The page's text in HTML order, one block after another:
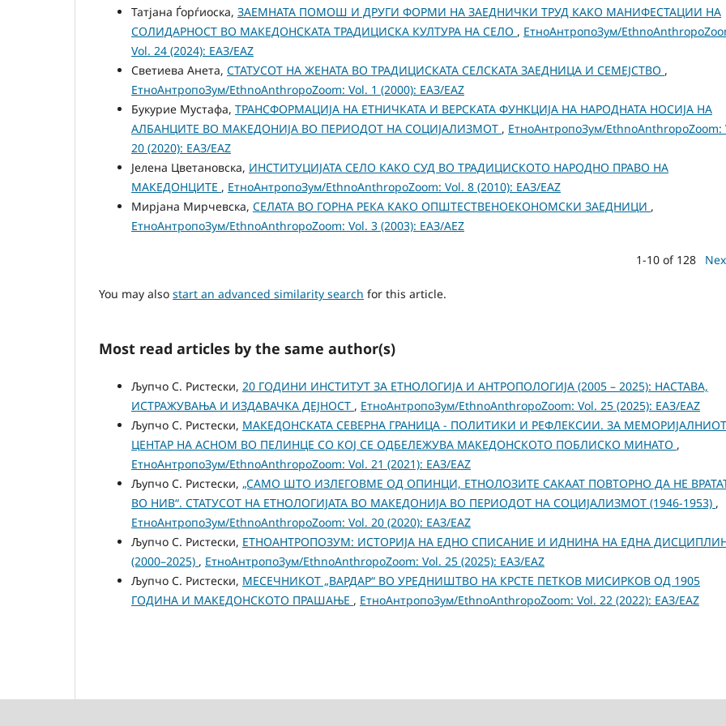
Татјана Ѓорѓиоска, ЗАЕМНАТА ПОМОШ И ДРУГИ ФОРМИ НА ЗАЕДНИЧКИ ТРУД КАКО МАНИФЕСТАЦИИ НА
СОЛИДАРНОСТ ВО МАКЕДОНСКАТА ТРАДИЦИСКА КУЛТУРА НА СЕЛО , ЕтноАнтропоЗум/
Vol. 24 (2024): ЕАЗ/EAZ
Светиева Анета, СТАТУСОТ НА ЖЕНАТА ВО ТРАДИЦИСКАТА СЕЛСКАТА ЗАЕДНИЦА И СЕМЕЈСТВО ,
ЕтноАнтропоЗум/EthnoAnthropoZoom: Vol. 1 (2000): ЕАЗ/EAZ
Букурие Мустафа, ТРАНСФОРМАЦИЈА НА ЕТНИЧКАТА И ВЕРСКАТА ФУНКЦИЈА НА НАРОДНАТА НОСИЈА НА
АЛБАНЦИТЕ ВО МАКЕДОНИЈА ВО ПЕРИОДОТ НА СОЦИЈАЛИЗМОТ , ЕтноАнтропоЗум/EthnoAnthropoZoom:
20 (2020): ЕАЗ/EAZ
Јелена Цветановска, ИНСТИТУЦИЈАТА СЕЛО КАКО СУД ВО ТРАДИЦИСКОТО НАРОДНО ПРАВО НА
МАКЕДОНЦИТЕ , ЕтноАнтропоЗум/EthnoAnthropoZoom: Vol. 8 (2010): ЕАЗ/EAZ
Мирјана Мирчевска, СЕЛАТА ВО ГОРНА РЕКА КАКО ОПШТЕСТВЕНОЕКОНОМСКИ ЗАЕДНИЦИ ,
ЕтноАнтропоЗум/EthnoAnthropoZoom: Vol. 3 (2003): ЕАЗ/AEZ
1-10 of 128
You may also start an advanced similarity search for this article.
Most read articles by the same author(s)
Љупчо С. Ристески, 20 ГОДИНИ ИНСТИТУТ ЗА ЕТНОЛОГИЈА И АНТРОПОЛОГИЈА (2005 – 2025): НАСТАВA,
ИСТРАЖУВАЊА И ИЗДАВАЧКА ДЕЈНОСТ , ЕтноАнтропоЗум/EthnoAnthropoZoom: Vol. 25 (2025): ЕАЗ/EAZ
Љупчо С. Ристески, МAКЕДОНСКАТА СЕВЕРНА ГРАНИЦА - ПОЛИТИКИ И РЕФЛЕКСИИ. ЗА МЕМОРИЈАЛНИОТ
ЦЕНТАР НА АСНОМ ВО ПЕЛИНЦЕ СО КОЈ СЕ ОДБЕЛЕЖУВА МАКЕДОНСКОТО ПОБЛИСКО МИНАТО ,
ЕтноАнтропоЗум/EthnoAnthropoZoom: Vol. 21 (2021): ЕАЗ/EAZ
Љупчо С. Ристески, „САМО ШТО ИЗЛЕГОВМЕ ОД ОПИНЦИ, ЕТНОЛОЗИТЕ САКААТ ПОВТОРНО ДА НЕ
ВО НИВ“. СТАТУСОТ НА ЕТНОЛОГИЈАТА ВО МАКЕДОНИЈА ВО ПЕРИОДОТ НА СОЦИЈАЛИЗМОТ (1946-1953) ,
ЕтноАнтропоЗум/EthnoAnthropoZoom: Vol. 20 (2020): ЕАЗ/EAZ
Љупчо С. Ристески, ЕТНОАНТРОПОЗУМ: ИСТОРИЈА НА ЕДНО СПИСАНИЕ И ИДНИНА НА ЕДНА
(2000–2025) , ЕтноАнтропоЗум/EthnoAnthropoZoom: Vol. 25 (2025): ЕАЗ/EAZ
Љупчо С. Ристески, МЕСЕЧНИКОТ „ВАРДАР“ ВО УРЕДНИШТВО НА КРСТЕ ПЕТКОВ МИСИРКОВ ОД 1905
ГОДИНА И МАКЕДОНСКОТО ПРАШАЊЕ , ЕтноАнтропоЗум/EthnoAnthropoZoom: Vol. 22 (2022): ЕАЗ/EAZ